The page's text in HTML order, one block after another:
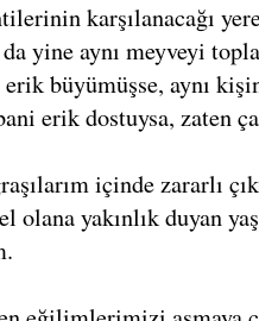
karşılanacağı
da yine aynı meyveyi
büyümüşse, aynı
erik dostuysa, zaten
içinde zararlı
olana yakınlık duyan